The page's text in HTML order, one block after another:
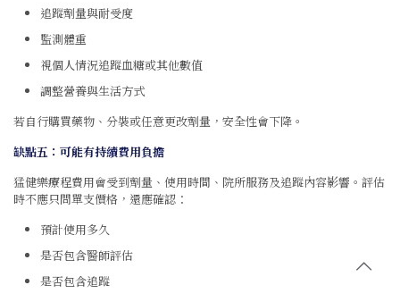
追蹤劑量與耐受度
監測體重
視個人情況追蹤血糖或其他數值
調整營養與生活方式
若自行購買藥物、分裝或任意更改劑量，安全性會下降。
缺點五：可能有持續費用負擔
猛健樂療程費用會受到劑量、使用時間、院所服務及追蹤內容影響。評估
時不應只問單支價格，還應確認：
預計使用多久
是否包含醫師評估
是否包含追蹤